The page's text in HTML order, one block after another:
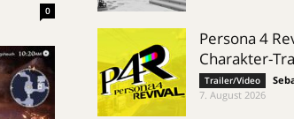
0
Persona 4
Charakter-
Trailer/Video
7. August 2026